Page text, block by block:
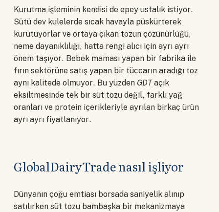
Kurutma işleminin kendisi de epey ustalık istiyor.
Sütü dev kulelerde sıcak havayla püskürterek
kurutuyorlar ve ortaya çıkan tozun çözünürlüğü,
neme dayanıklılığı, hatta rengi alıcı için ayrı ayrı
önem taşıyor. Bebek maması yapan bir fabrika ile
fırın sektörüne satış yapan bir tüccarın aradığı toz
aynı kalitede olmuyor. Bu yüzden GDTaçık
eksiltmesinde tek bir süt tozu değil, farklı yağ
oranları ve protein içerikleriyle ayrılan birkaç ürün
ayrı ayrı fiyatlanıyor.
GlobalDairyTrade nasıl işliyor
Dünyanın çoğu emtiası borsada saniyelik alınıp
satılırken süt tozu bambaşka bir mekanizmaya